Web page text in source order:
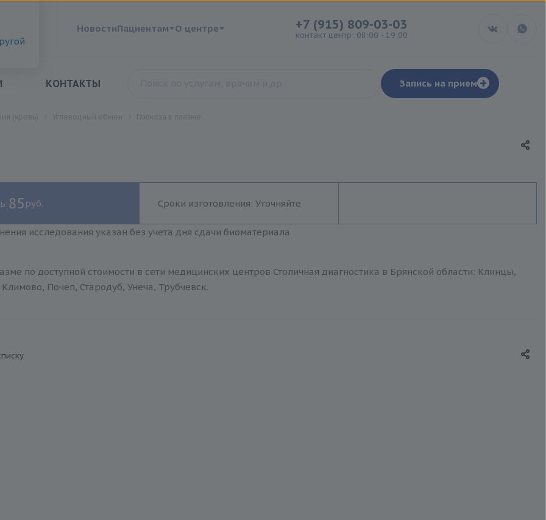
НовостиПациентам О центре +7 (915) 809-03-03
контакт центр: 08:00 - 19:00
КОНТАКТЫ Запись на прием +
85 руб. Сроки изготовления: Уточняйте
исследования указан без учета дня сдачи биоматериала
по доступной стоимости в сети медицинских центров Столичная диагностика в Брянской области: Клинцы,
Почеп, Стародуб, Унеча, Трубчевск.